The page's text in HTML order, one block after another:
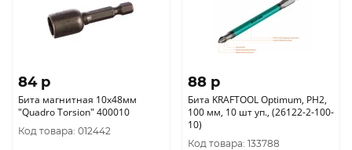
84 p
Бита магнитная 10х48мм
"Quadro Torsion" 400010
Код товара: 012442
88 p
Бита KRAFTOOL Optimum, PH2,
100 мм, 10 шт уп., (26122-2-100-
10)
Код товара: 133788